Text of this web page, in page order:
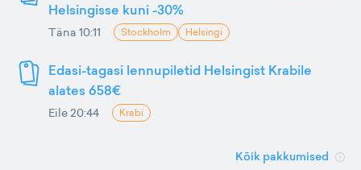
Helsingisse kuni -30%
Täna 10:11 Stockholm Helsingi
Edasi-tagasi lennupiletid Helsingist Krabile
alates 658€
Eile 20:44 Krabi
Kõik pakkumised